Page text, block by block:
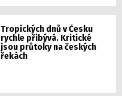
Tropických dnů v Česku
rychle přibývá. Kritické
jsou průtoky na českých
řekách